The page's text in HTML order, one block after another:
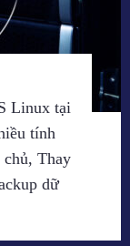
Linux tại
tính
chủ, Thay
dữ